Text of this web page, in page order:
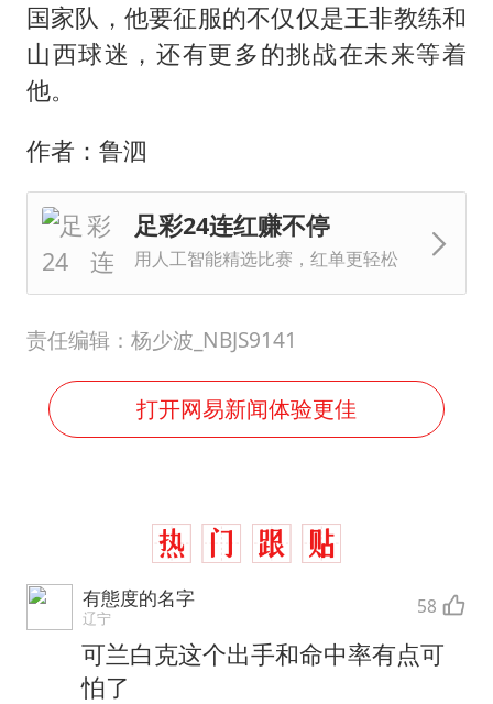
国家队，他要征服的不仅仅是王非教练和
山西球迷，还有更多的挑战在未来等着
他。
作者：鲁泗
足彩24连红赚不停
用人工智能精选比赛，红单更轻松
责任编辑：杨少波_NBJS9141
打开网易新闻体验更佳
有態度的名字
辽宁 58
可兰白克这个出手和命中率有点可
怕了